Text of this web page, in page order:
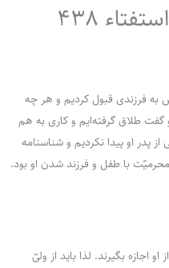
438
به فرزندی قبول کردیم و هر چه
و گفت طلاق گرفته‌ایم و کاری به هم
پدر او پیدا نکردیم و شناسنامه
با طفل و فرزند شدن او بود.
اجازه بگیرند. لذا باید از ولیّ